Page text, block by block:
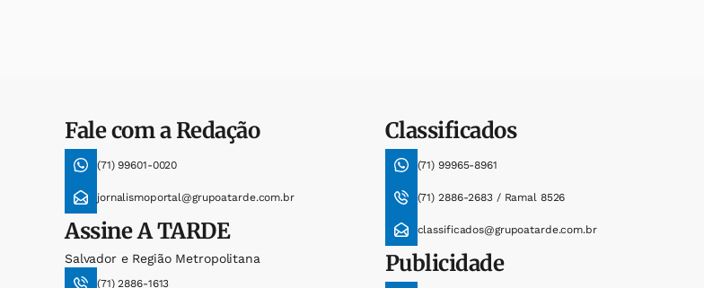
Fale com a Redação
(71) 99601-0020
jornalismoportal@grupoatarde.com.br
AssineA TARDE
Salvador e Região Metropolitana
(71) 2886-1613
Classificados
(71) 99965-8961
(71) 2886-2683 / Ramal 8526
classificados@grupoatarde.com.br
Publicidade